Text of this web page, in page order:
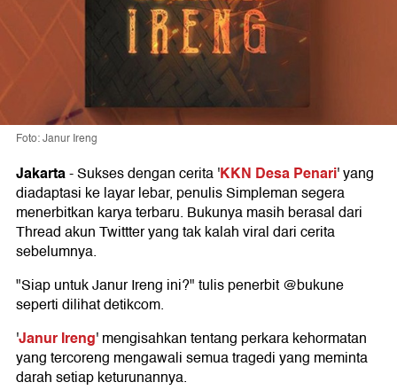
Foto: Janur Ireng
Jakarta-Sukses dengan cerita 'KKN Desa Penari' yang
diadaptasi ke layar lebar, penulis Simpleman segera
menerbitkan karya terbaru. Bukunya masih berasal dari
Thread akun Twittter yang tak kalah viral dari cerita
sebelumnya.
"Siap untuk Janur Ireng ini?" tulis penerbit @bukune
seperti dilihat detikcom.
'Janur Ireng' mengisahkan tentang perkara kehormatan
yang tercoreng mengawali semua tragedi yang meminta
darah setiap keturunannya.